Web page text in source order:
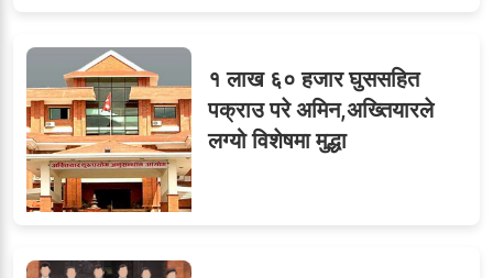
७
८जुनियरलाई दोहोरो जिम्मेवारी,
मन्त्रालयभित्र असन्तुष्टि
१ लाख ६० हजार घुससहित
पक्राउ परे अमिन,अख्तियारले
लग्यो विशेषमा मुद्धा